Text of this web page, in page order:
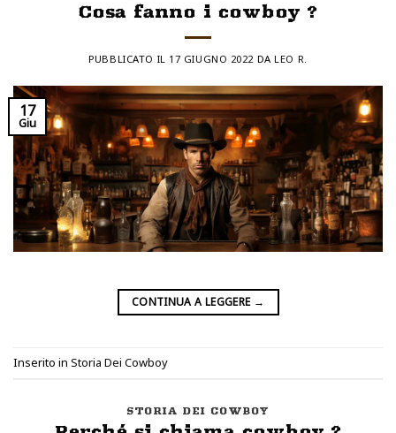
Cosa fanno i cowboy ?
PUBBLICATO IL 17 GIUGNO 2022 DALEO R.
17
Giu
CONTINUA A LEGGERE →
Inserito in Storia Dei Cowboy
STORIA DEI COWBOY